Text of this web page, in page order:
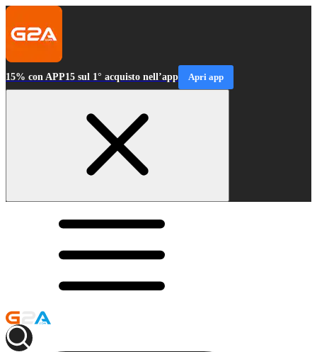
15% con APP15 sul 1° acquisto nell’app Apri app